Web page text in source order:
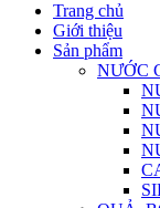
Trang chủ
Giới thiệu
Sản phẩm
NƯỚC